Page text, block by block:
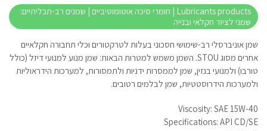
Lubricants products | חומרי סיכה אוטומוטיביים | שמנים רב-תכליתיים:
שמני לציוד חקלאי ובנייה
שמן אוניברסלי רב-שימושי חסכוני בעלות לטרקטורים וכלי תחבורה חקלאיים
אחרים מסוג STOU. השמן משמש למטרות הבאות: שמן מנוע למנועי דיזל (כולל
טורבו) ולמנועי בנזין, שמן לממסרות ידניות ולתמסורות, למערכות הידראוליות
ולמערכות הידרוסטטיות, שמן לבלמים רטובים.
Viscosity: SAE 15W-40
Specifications: API CD/SE